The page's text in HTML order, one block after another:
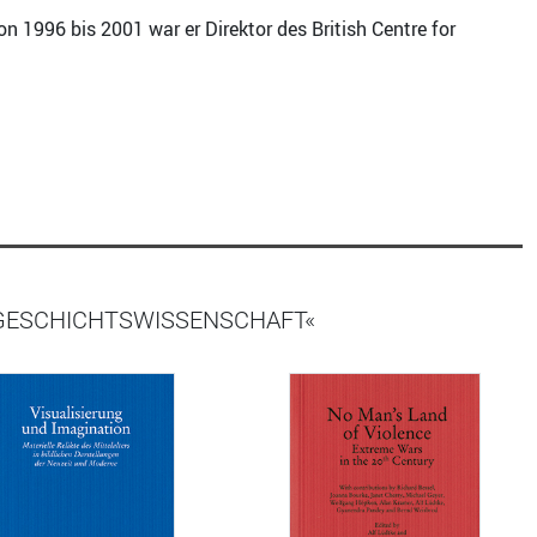
1996 bis 2001 war er Direktor des British Centre for